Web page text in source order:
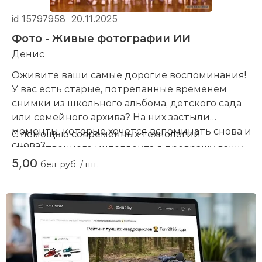
id 15797958 20.11.2025
Фото - Живые фотографии ИИ
Денис
Оживите ваши самые дорогие воспоминания!
У вас есть старые, потрепанные временем
снимки из школьного альбома, детского сада
или семейного архива? На них застыли
моменты, которые хочется вспоминать снова и
снова?
Теперь у вас есть уникальная возможность
увидеть, как эти воспоминания оживают!
С помощью современных технологий
искусственного интеллекта я превращу ваши
статические фотографии в удивительные
Ваши близкие улыбнутся и подмигнут.
Бабушка на свадьбе поведет плечом в танце.
Дед на рыбалке переведет взгляд и
достанет рыбу из воды.
Вы в детском саду улыбаетесь и смеетесь и
Это не просто видео - это ожившая история,
5,00 бел. руб. / шт.